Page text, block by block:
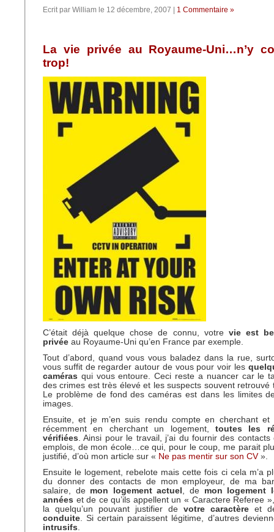
Ecrit par William le 12 décembre, 2007 | 1 Commentaire »
La vie privée au Royaume-Uni…n’y
trop!
C’était déjà quelque chose de connu, votre vie est
privée au Royaume-Uni qu’en France par exemple.
Tout d’abord, quand vous vous baladez dans la rue,
vous suffit de regarder autour de vous pour voir les
caméras qui vous entoure. Ceci reste a nuancer car le
des crimes est très élevé et les suspects souvent retrouvé
Le problème de fond des caméras est dans les limites
images.
Ensuite, et je m’en suis rendu compte en cherchant et
récemment en cherchant un logement, toutes les
vérifiées. Ainsi pour le travail, j’ai du fournir des
emplois, de mon école…ce qui, pour le coup, me parait
justifié, d’où mon article sur « Ne pas mentir sur son CV».
Ensuite le logement, rebelote mais cette fois ci cela m’a
du donner des contacts de mon employeur, de ma
salaire, de mon logement actuel , de mon logement
années et de ce qu’ils appellent un « Caractere Referee
la quelqu’un pouvant justifier de votre caractère et
conduite. Si certain paraissent légitime, d’autres
intrusifs.